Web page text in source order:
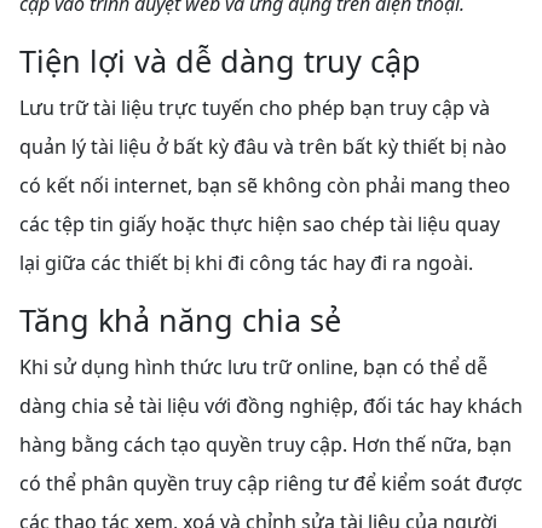
Tiện lợi và dễ dàng truy cập
Lưu trữ tài liệu trực tuyến cho phép bạn truy cập và
quản lý tài liệu ở bất kỳ đâu và trên bất kỳ thiết bị nào
có kết nối internet, bạn sẽ không còn phải mang theo
các tệp tin giấy hoặc thực hiện sao chép tài liệu quay
lại giữa các thiết bị khi đi công tác hay đi ra ngoài.
Tăng khả năng chia sẻ
Khi sử dụng hình thức lưu trữ online, bạn có thể dễ
dàng chia sẻ tài liệu với đồng nghiệp, đối tác hay khách
hàng bằng cách tạo quyền truy cập. Hơn thế nữa, bạn
có thể phân quyền truy cập riêng tư để kiểm soát được
các thao tác xem, xoá và chỉnh sửa tài liệu của người